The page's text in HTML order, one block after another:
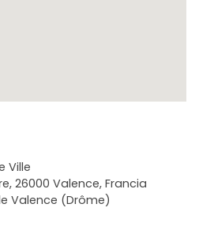
Ville
26000 Valence, Francia
Valence (Drôme)